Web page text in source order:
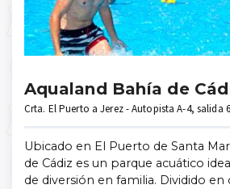
Aqualand Bahía de
Crta. El Puerto a Jerez - Autopista A-4, salida
Ubicado en El Puerto de Santa
de Cádiz es un parque acuático
de diversión en familia. Dividido en